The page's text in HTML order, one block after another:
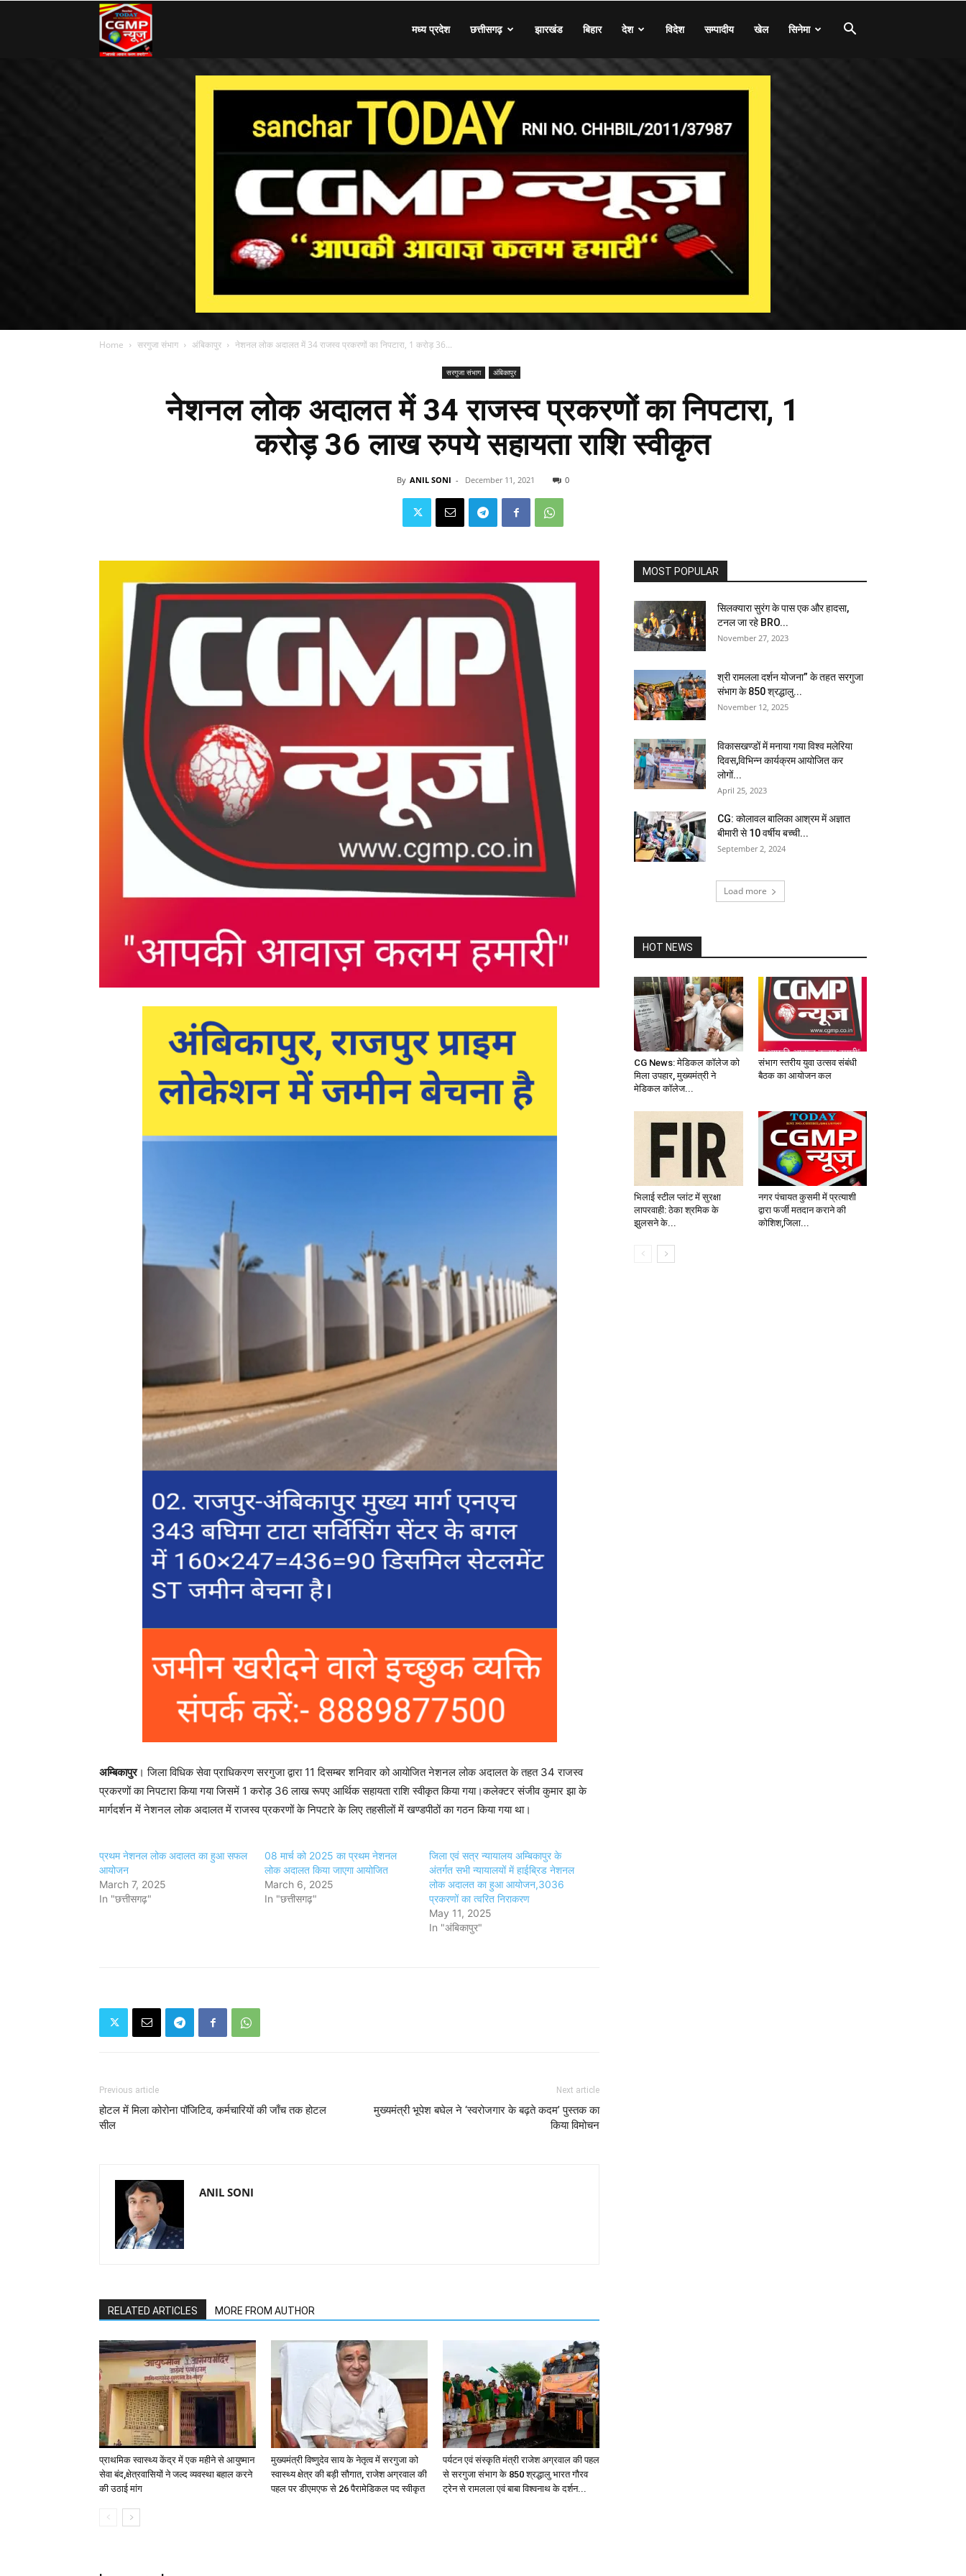
मध्य प्रदेश छत्तीसगढ़ झारखंड बिहार देश विदेश सम्पादीय खेल सिनेमा
Home सरगुजा संभाग अंबिकापुर नेशनल लोक अदालत में 34 राजस्व प्रकरणों का निपटारा, 1 करोड़ 36...
सरगुजा संभाग अंबिकापुर
नेशनल लोक अदालत में 34 राजस्व प्रकरणों का निपटारा, 1
करोड़ 36 लाख रुपये सहायता राशि स्वीकृत
By ANIL SONI - December 11, 2021 0
अम्बिकापुर। जिला विधिक सेवा प्राधिकरण सरगुजा द्वारा 11 दिसम्बर शनिवार को आयोजित नेशनल लोक अदालत के तहत 34 राजस्व
प्रकरणों का निपटारा किया गया जिसमें 1 करोड़ 36 लाख रूपए आर्थिक सहायता राशि स्वीकृत किया गया।कलेक्टर संजीव कुमार झा के
मार्गदर्शन में नेशनल लोक अदालत में राजस्व प्रकरणों के निपटारे के लिए तहसीलों में खण्डपीठों का गठन किया गया था।
प्रथम नेशनल लोक अदालत का हुआ सफल
आयोजन
March 7, 2025
In "छत्तीसगढ़"
08 मार्च को 2025 का प्रथम नेशनल
लोक अदालत किया जाएगा आयोजित
March 6, 2025
In "छत्तीसगढ़"
जिला एवं सत्र न्यायालय अम्बिकापुर के
अंतर्गत सभी न्यायालयों में हाईब्रिड नेशनल
लोक अदालत का हुआ आयोजन,3036
प्रकरणों का त्वरित निराकरण
May 11, 2025
In "अंबिकापुर"
Previous article
होटल में मिला कोरोना पॉजिटिव, कर्मचारियों की जाँच तक होटल
सील
Next article
मुख्यमंत्री भूपेश बघेल ने ‘स्वरोजगार के बढ़ते कदम’ पुस्तक का
किया विमोचन
ANIL SONI
RELATED ARTICLES MORE FROM AUTHOR
प्राथमिक स्वास्थ्य केंद्र में एक महीने से आयुष्मान
सेवा बंद,क्षेत्रवासियों ने जल्द व्यवस्था बहाल करने
की उठाई मांग
मुख्यमंत्री विष्णुदेव साय के नेतृत्व में सरगुजा को
स्वास्थ्य क्षेत्र की बड़ी सौगात, राजेश अग्रवाल की
पहल पर डीएमएफ से 26 पैरामेडिकल पद स्वीकृत
पर्यटन एवं संस्कृति मंत्री राजेश अग्रवाल की पहल
से सरगुजा संभाग के 850 श्रद्धालु भारत गौरव
ट्रेन से रामलला एवं बाबा विश्वनाथ के दर्शन...
MOST POPULAR
सिलक्यारा सुरंग के पास एक और हादसा,
टनल जा रहे BRO...
November 27, 2023
श्री रामलला दर्शन योजना” के तहत सरगुजा
संभाग के 850 श्रद्धालु...
November 12, 2025
विकासखण्डों में मनाया गया विश्व मलेरिया
दिवस,विभिन्न कार्यक्रम आयोजित कर
लोगों...
April 25, 2023
CG: कोलावल बालिका आश्रम में अज्ञात
बीमारी से 10 वर्षीय बच्ची...
September 2, 2024
Load more
HOT NEWS
CG News: मेडिकल कॉलेज को
मिला उपहार, मुख्यमंत्री ने
मेडिकल कॉलेज...
संभाग स्तरीय युवा उत्सव संबंधी
बैठक का आयोजन कल
भिलाई स्टील प्लांट में सुरक्षा
लापरवाही: ठेका श्रमिक के
झुलसने के...
नगर पंचायत कुसमी में प्रत्याशी
द्वारा फर्जी मतदान कराने की
कोशिश,जिला...